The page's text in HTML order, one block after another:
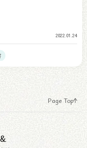
2022.01.24
Page Top